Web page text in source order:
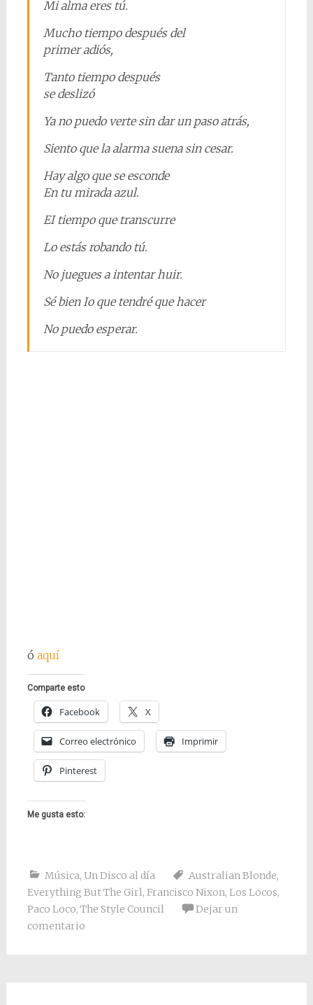
Mi alma eres tú.
Mucho tiempo después del
primer adiós,
Tanto tiempo después
se deslizó
Ya no puedo verte sin dar un paso atrás,
Siento que la alarma suena sin cesar.
Hay algo que se esconde
En tu mirada azul.
EI tiempo que transcurre
Lo estás robando tú.
No juegues a intentar huir.
Sé bien Io que tendré que hacer
No puedo esperar.
ó aquí
Comparte esto
Facebook X
Correo electrónico Imprimir
Pinterest
Me gusta esto:
Música, Un Disco al día Australian Blonde,
Everything But The Girl, Francisco Nixon, Los Locos,
Paco Loco, The Style Council
Dejar un
comentario